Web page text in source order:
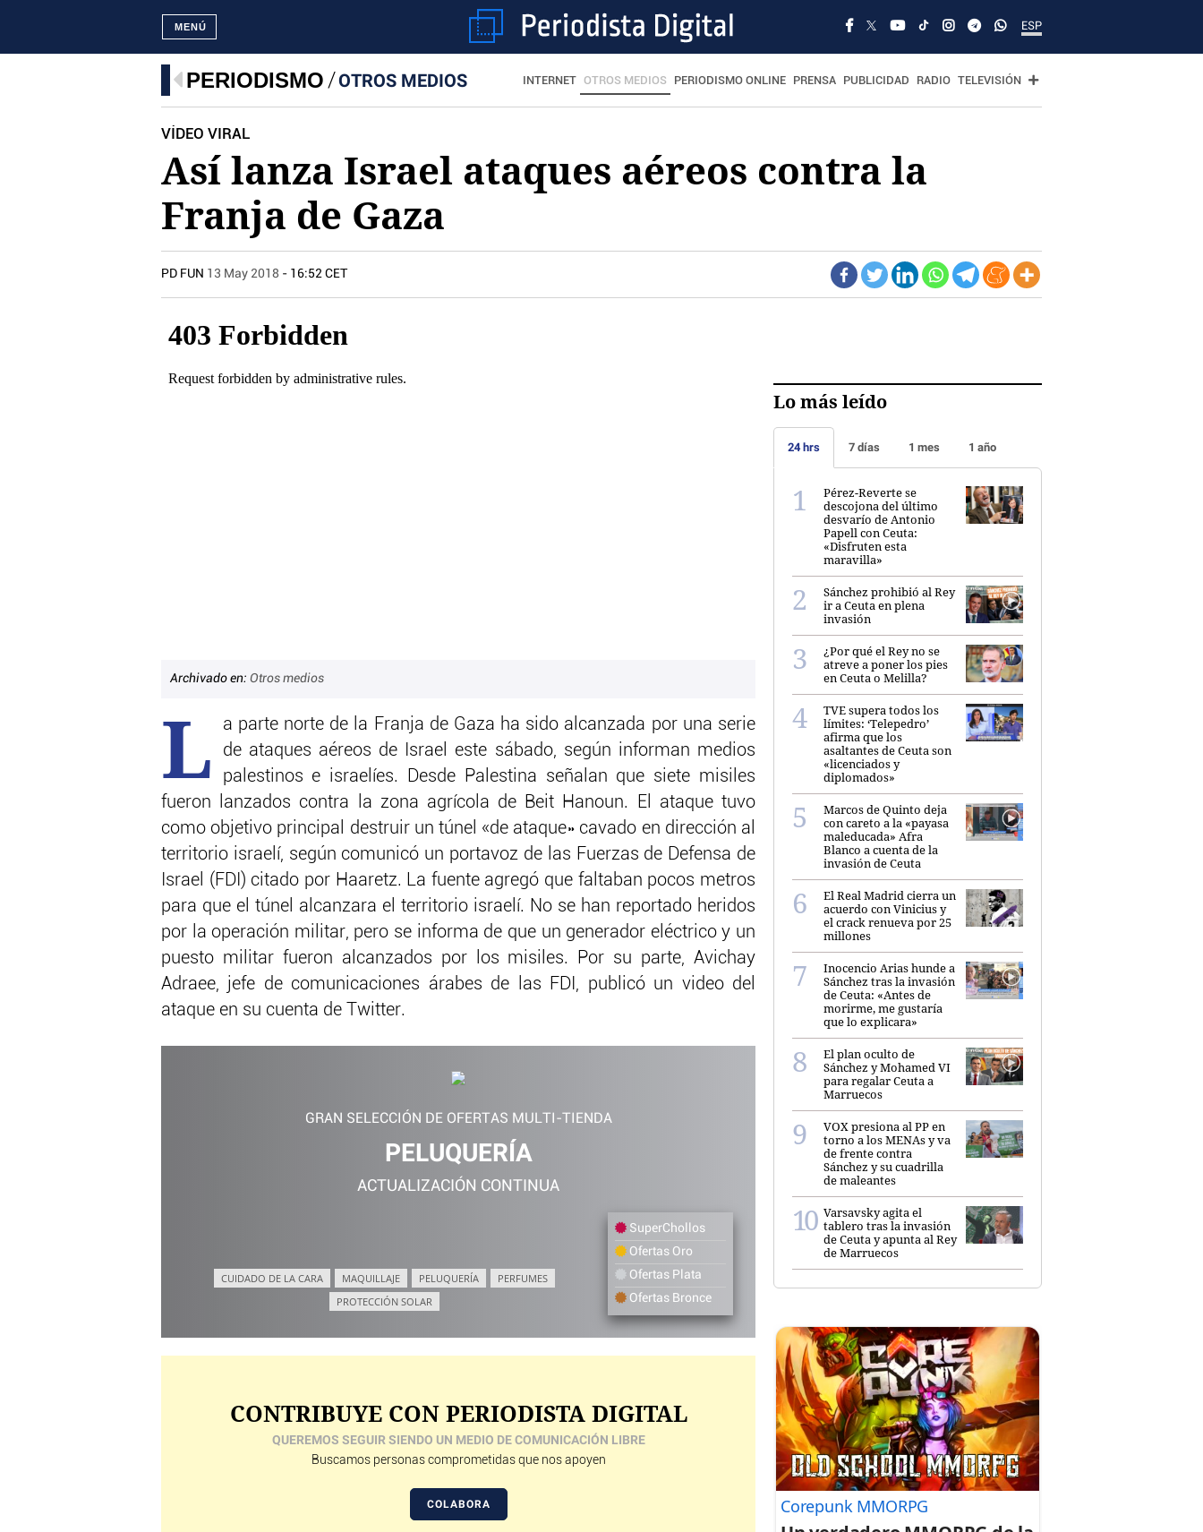
ESP
MENÚ
PERIODISMO OTROS MEDIOS INTERNET OTROS MEDIOS PERIODISMO ONLINE PRENSA PUBLICIDAD RADIO TELEVISIÓN
VÍDEO VIRAL
Así lanza Israel ataques aéreos contra la
Franja de Gaza
PD FUN 13 May 2018 - 16:52 CET
Archivado en: Otros medios
L
a parte norte de la Franja de Gaza ha sido alcanzada por una serie
de ataques aéreos de Israel este sábado, según informan medios
palestinos e israelíes. Desde Palestina señalan que siete misiles
fueron lanzados contra la zona agrícola de Beit Hanoun. El ataque tuvo
como objetivo principal destruir un túnel «de ataque» cavado en dirección al
territorio israelí, según comunicó un portavoz de las Fuerzas de Defensa de
Israel (FDI) citado por Haaretz. La fuente agregó que faltaban pocos metros
para que el túnel alcanzara el territorio israelí. No se han reportado heridos
por la operación militar, pero se informa de que un generador eléctrico y un
puesto militar fueron alcanzados por los misiles. Por su parte, Avichay
Adraee, jefe de comunicaciones árabes de las FDI, publicó un video del
ataque en su cuenta de Twitter.
GRAN SELECCIÓN DE OFERTAS MULTI-TIENDA
PELUQUERÍA
ACTUALIZACIÓN CONTINUA
CUIDADO DE LA CARA MAQUILLAJE PELUQUERÍA
PERFUMES
PROTECCIÓN SOLAR
SuperChollos
Ofertas Oro
Ofertas Plata
Ofertas Bronce
CONTRIBUYE CON PERIODISTA DIGITAL
QUEREMOS SEGUIR SIENDO UN MEDIO DE COMUNICACIÓN LIBRE
Buscamos personas comprometidas que nos apoyen
COLABORA
Lo más leído
24 hrs 7 días 1 mes 1 año
Pérez-Reverte se
descojona del último
desvarío de Antonio
Papell con Ceuta:
«Disfruten esta
maravilla»
Sánchez prohibió al Rey
ir a Ceuta en plena
invasión
¿Por qué el Rey no se
atreve a poner los pies
en Ceuta o Melilla?
TVE supera todos los
límites: ‘Telepedro’
afirma que los
asaltantes de Ceuta son
«licenciados y
diplomados»
Marcos de Quinto deja
con careto a la «payasa
maleducada» Afra
Blanco a cuenta de la
invasión de Ceuta
El Real Madrid cierra un
acuerdo con Vinicius y
el crack renueva por 25
millones
Inocencio Arias hunde a
Sánchez tras la invasión
de Ceuta: «Antes de
morirme, me gustaría
que lo explicara»
El plan oculto de
Sánchez y Mohamed VI
para regalar Ceuta a
Marruecos
VOX presiona al PP en
torno a los MENAs y va
de frente contra
Sánchez y su cuadrilla
de maleantes
Varsavsky agita el
tablero tras la invasión
de Ceuta y apunta al Rey
de Marruecos
Corepunk MMORPG